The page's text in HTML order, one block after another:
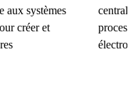
aux systèmes
créer et